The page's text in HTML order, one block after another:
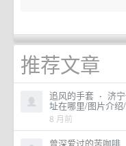
推荐文章
追风的手套 · 济
址在哪里/图片介
8 月前
曾深爱过的苦咖啡